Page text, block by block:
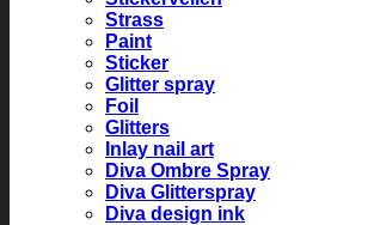
Strass
Paint
Sticker
Glitter spray
Foil
Glitters
Inlay nail art
Diva Ombre Spray
Diva Glitterspray
Diva design ink